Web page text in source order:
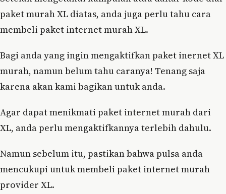
paket murah XL diatas, anda juga perlu tahu cara
membeli paket internet murah XL.
Bagi anda yang ingin mengaktifkan paket inernet XL
murah, namun belum tahu caranya! Tenang saja
karena akan kami bagikan untuk anda.
Agar dapat menikmati paket internet murah dari
XL, anda perlu mengaktifkannya terlebih dahulu.
Namun sebelum itu, pastikan bahwa pulsa anda
mencukupi untuk membeli paket internet murah
provider XL.